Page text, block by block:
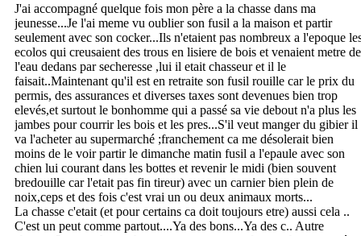
J'ai accompagné quelque fois mon père a la chasse dans ma
jeunesse...Je l'ai meme vu oublier son fusil a la maison et partir
seulement avec son cocker...Ils n'etaient pas nombreux a l'epoque
ecolos qui creusaient des trous en lisiere de bois et venaient metre de
l'eau dedans par secheresse ,lui il etait chasseur et il le
faisait..Maintenant qu'il est en retraite son fusil rouille car le prix du
permis, des assurances et diverses taxes sont devenues bien trop
elevés,et surtout le bonhomme qui a passé sa vie debout n'a plus les
jambes pour courrir les bois et les pres...S'il veut manger du gibier il
va l'acheter au supermarché ;franchement ca me désolerait bien
moins de le voir partir le dimanche matin fusil a l'epaule avec son
chien lui courant dans les bottes et revenir le midi (bien souvent
bredouille car l'etait pas fin tireur) avec un carnier bien plein de
noix,ceps et des fois c'est vrai un ou deux animaux morts...
La chasse c'etait (et pour certains ca doit toujours etre) aussi cela ..
C'est un peut comme partout....Ya des bons...Ya des c.. Autre